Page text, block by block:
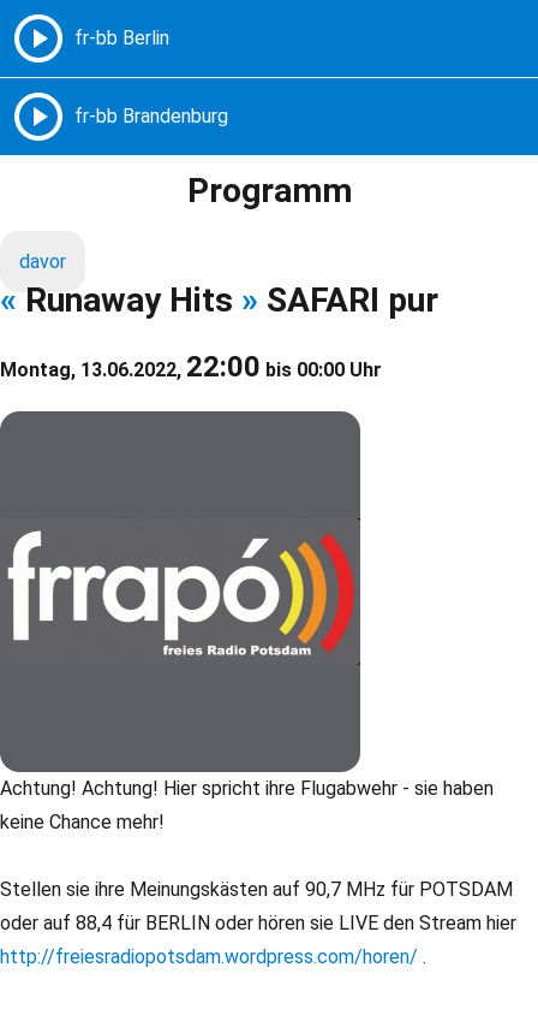
Freie Radios – Berlin Brandenburg
Programm
davor
« Runaway Hits » SAFARI pur
Montag, 13.06.2022, 22:00 bis 00:00 Uhr
Achtung! Achtung! Hier spricht ihre Flugabwehr - sie haben
keine Chance mehr!
Stellen sie ihre Meinungskästen auf 90,7 MHz für POTSDAM
oder auf 88,4 für BERLIN oder hören sie LIVE den Stream hier
http://freiesradiopotsdam.wordpress.com/horen/ .